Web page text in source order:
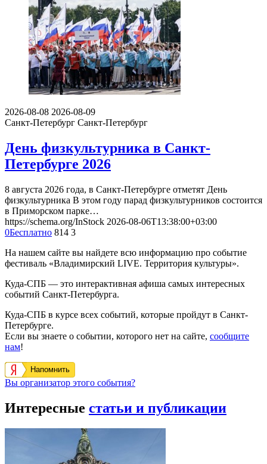
2026-08-08 2026-08-09
Санкт-Петербург Санкт-Петербург
День физкультурника в Санкт-
Петербурге 2026
8 августа 2026 года, в Санкт-Петербурге отметят День
физкультурника В этом году парад физкультурников состоится
в Приморском парке…
https://schema.org/InStock 2026-08-06T13:38:00+03:00
0Бесплатно 814 3
На нашем сайте вы найдете всю информацию про событие
фестиваль «Владимирский LIVE. Территория культуры».
Куда-СПБ — это интерактивная афиша самых интересных
событий Санкт-Петербурга.
Куда-СПБ в курсе всех событий, которые пройдут в Санкт-
Петербурге.
Если вы знаете о событии, которого нет на сайте, сообщите
нам!
Напомнить
Вы организатор этого события?
Интересные статьи и публикации